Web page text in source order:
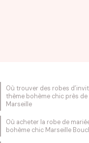
Où trouver des robes
thème bohème chic près
Marseille
Où acheter la robe de
bohème chic Marseille